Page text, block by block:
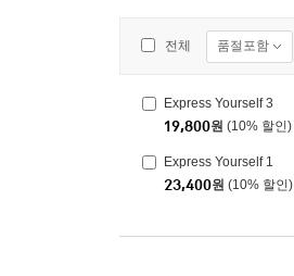
전체 품절포함
Express Yourself 3
19,800원 (10% 할인)
Express Yourself 1
23,400원 (10% 할인)